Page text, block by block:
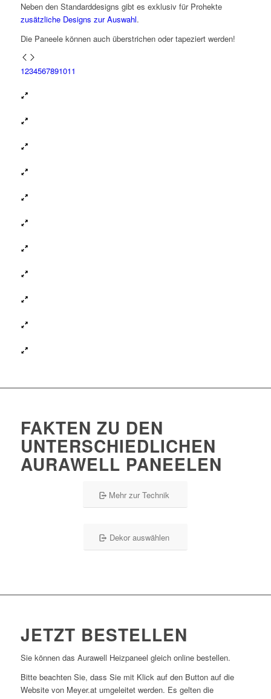
Neben den Standarddesigns gibt es exklusiv für Prohekte
zusätzliche Designs zur Auswahl.
Die Paneele können auch überstrichen oder tapeziert werden!
1234567891011
FAKTEN ZU DEN
UNTERSCHIEDLICHEN
AURAWELL PANEELEN
Mehr zur Technik
Dekor auswählen
JETZT BESTELLEN
Sie können das Aurawell Heizpaneel gleich online bestellen.
Bitte beachten Sie, dass Sie mit Klick auf den Button auf die
Website von Meyer.at umgeleitet werden. Es gelten die